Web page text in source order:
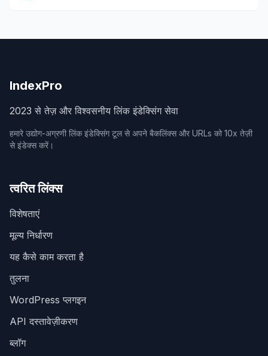
IndexPro
2023 से तेज़ और विश्वसनीय लिंक इंडेक्सिंग सेवा
हमारे उद्योग-अग्रणी लिंक इंडेक्सिंग टूल से अपने बैकलिंक्स और URLs को 10x तेज़ी
से इंडेक्स करें।
त्वरित लिंक्स
विशेषताएं
मूल्य निर्धारण
यह कैसे काम करता है
तुलना
WordPress प्लगइन
API दस्तावेज़ीकरण
ब्लॉग